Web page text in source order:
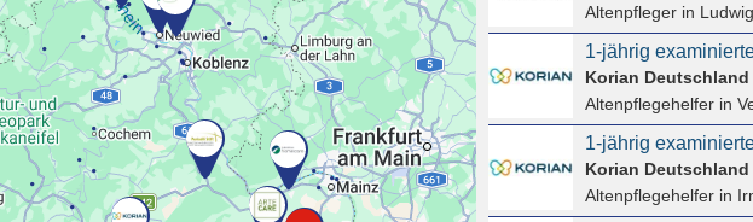
Altenpflegerin
1-jährig
Korian Deutschland
Altenpflegehelferin
1-jährig
Korian Deutschland
Altenpflegehelferin